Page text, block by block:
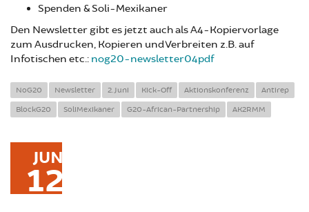
Spenden & Soli-Mexikaner
Den Newsletter gibt es jetzt auch als A4-Kopiervorlage
zum Ausdrucken, Kopieren und Verbreiten z.B. auf
Infotischen etc.: nog20-newsletter04pdf
NoG20 Newsletter 2. Juni Kick-Off Aktionskonferenz Antirep
BlockG20 SoliMexikaner G20-African-Partnership AK2RMM
JUN
12